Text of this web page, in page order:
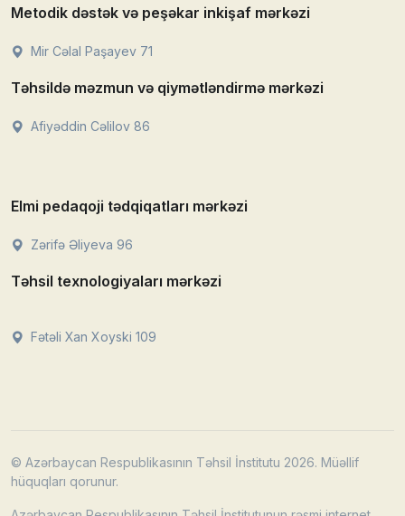
Metodik dəstək və peşəkar inkişaf mərkəzi
Mir Cəlal Paşayev 71
Təhsildə məzmun və qiymətləndirmə mərkəzi
Afiyəddin Cəlilov 86
Elmi pedaqoji tədqiqatları mərkəzi
Zərifə Əliyeva 96
Təhsil texnologiyaları mərkəzi
Fətəli Xan Xoyski 109
© Azərbaycan Respublikasının Təhsil İnstitutu 2026. Müəllif
hüquqları qorunur.